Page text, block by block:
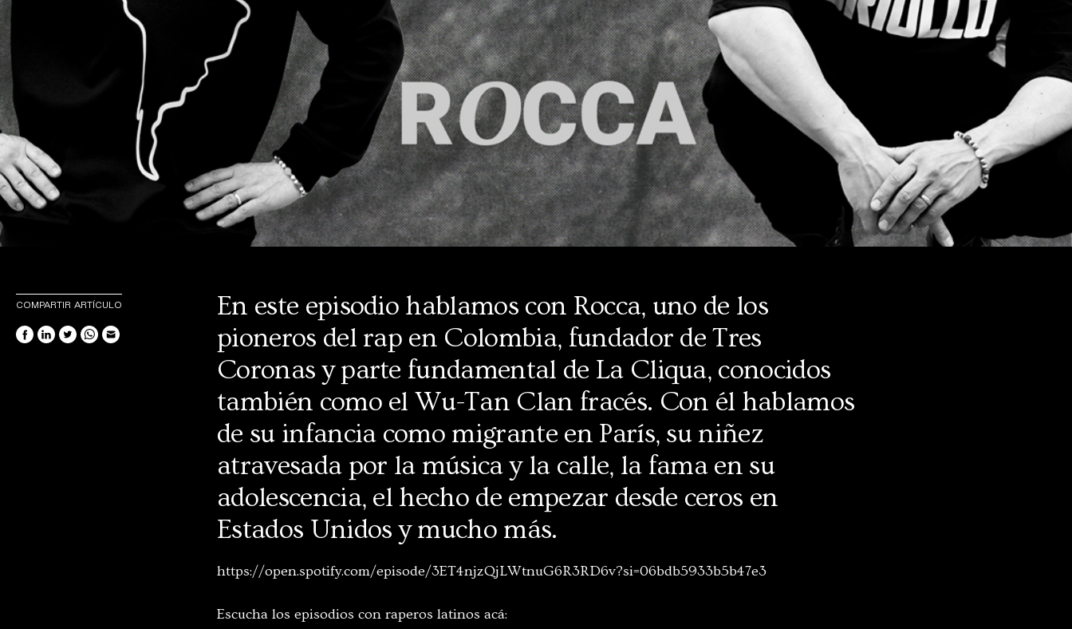
En este episodio hablamos con Rocca, uno de los
pioneros del rap en Colombia, fundador de Tres
Coronas y parte fundamental de La Cliqua, conocidos
también como el Wu-Tan Clan fracés. Con él hablamos
de su infancia como migrante en París, su niñez
atravesada por la música y la calle, la fama en su
adolescencia, el hecho de empezar desde ceros en
Estados Unidos y mucho más.
https://open.spotify.com/episode/3ET4njzQjLWtnuG6R3RD6v?si=06bdb5933b5b47e3
Escucha los episodios con raperos latinos acá:
COMPARTIR ARTÍCULO